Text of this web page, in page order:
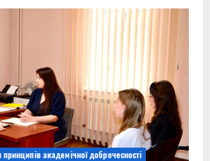
академічної доброчесності